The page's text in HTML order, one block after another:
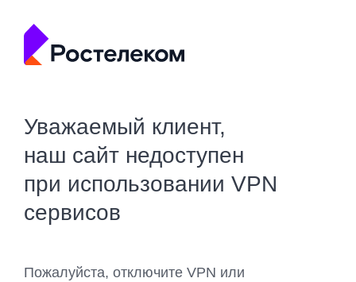
Уважаемый клиент,
наш сайт недоступен
при использовании VPN
сервисов
Пожалуйста, отключите VPN или